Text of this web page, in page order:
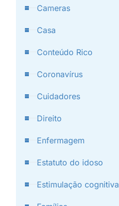
Cameras
Casa
Conteúdo Rico
Coronavírus
Cuidadores
Direito
Enfermagem
Estatuto do idoso
Estimulação cognitiva